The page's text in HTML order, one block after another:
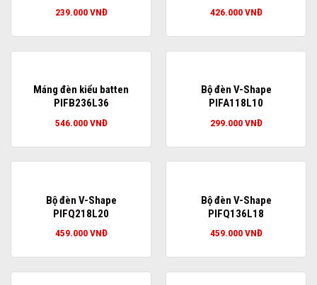
239.000VNĐ 426.000VNĐ
Máng đèn kiểu batten
PIFB236L36
546.000VNĐ
Bộ đèn V-Shape
PIFA118L10
299.000VNĐ
Bộ đèn V-Shape
PIFQ218L20
459.000VNĐ
Bộ đèn V-Shape
PIFQ136L18
459.000VNĐ